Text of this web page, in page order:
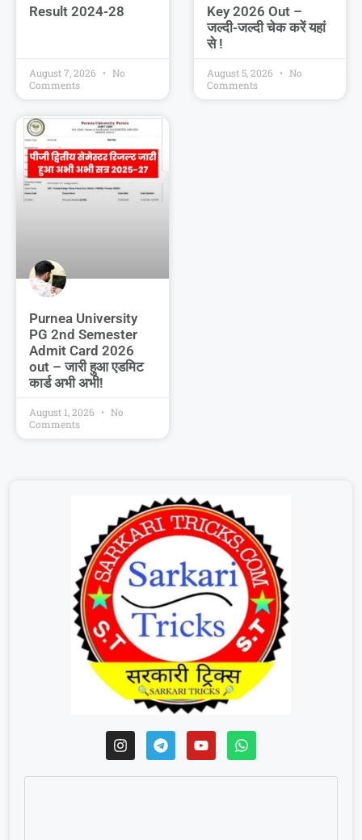
Result 2024-28
August 7, 2026
No
Comments
Key 2026 Out –
जल्दी-जल्दी चेक करें यहां
से !
August 5, 2026
No
Comments
Purnea University
PG 2nd Semester
Admit Card 2026
out – जारी हुआ एडमिट
कार्ड अभी अभी!
August 1, 2026
No
Comments